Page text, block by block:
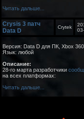
Читать дальше...
Crysis 3 патч
Data D
Crytek
Версия: Data D для ПК, Xbox
Язык: любой
Описание:
28-го марта разработчики
на всех платформах:
Читать дальше...